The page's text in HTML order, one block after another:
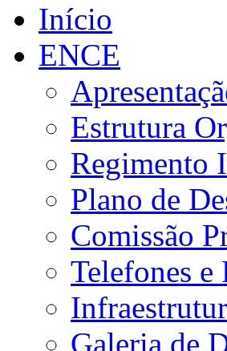
Início
ENCE
Estrutura
Regimento
Plano de
Comissão
Telefones e
Galeria de